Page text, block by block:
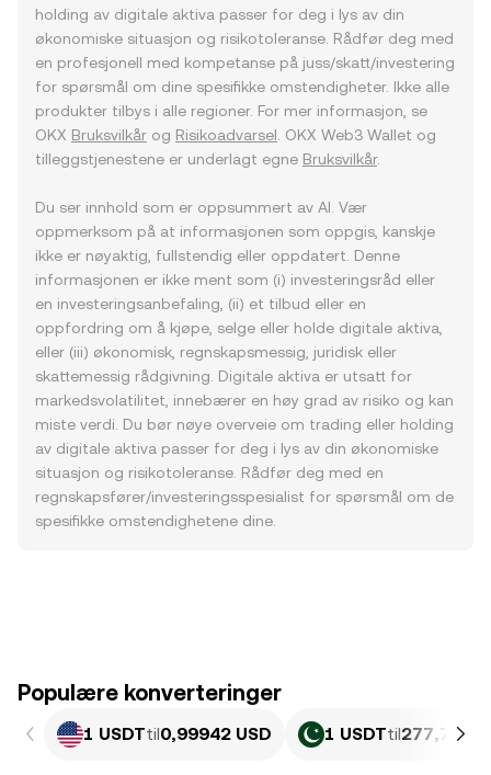
holding av digitale aktiva passer for deg i lys av din
økonomiske situasjon og risikotoleranse. Rådfør deg med
en profesjonell med kompetanse på juss/skatt/investering
for spørsmål om dine spesifikke omstendigheter. Ikke alle
produkter tilbys i alle regioner. For mer informasjon, se
OKX Bruksvilkår og Risikoadvarsel . OKX Web3 Wallet og
tilleggstjenestene er underlagt egne Bruksvilkår.
Du ser innhold som er oppsummert av AI. Vær
oppmerksom på at informasjonen som oppgis, kanskje
ikke er nøyaktig, fullstendig eller oppdatert. Denne
informasjonen er ikke ment som (i) investeringsråd eller
en investeringsanbefaling, (ii) et tilbud eller en
oppfordring om å kjøpe, selge eller holde digitale aktiva,
eller (iii) økonomisk, regnskapsmessig, juridisk eller
skattemessig rådgivning. Digitale aktiva er utsatt for
markedsvolatilitet, innebærer en høy grad av risiko og kan
miste verdi. Du bør nøye overveie om trading eller holding
av digitale aktiva passer for deg i lys av din økonomiske
situasjon og risikotoleranse. Rådfør deg med en
regnskapsfører/investeringsspesialist for spørsmål om de
spesifikke omstendighetene dine.
Populære konverteringer
1 USDTtil0,99942 USD 1 USDTtil277,7 PKR